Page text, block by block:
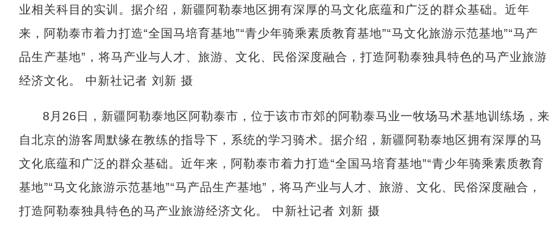
业相关科目的实训。据介绍，新疆阿勒泰地区拥有深厚的马文化底蕴和广泛的群众基础。近年
来，阿勒泰市着力打造“全国马培育基地”“青少年骑乘素质教育基地”“马文化旅游示范基地”“马产
品生产基地”，将马产业与人才、旅游、文化、民俗深度融合，打造阿勒泰独具特色的马产业旅游
经济文化。 中新社记者 刘新 摄
8月26日，新疆阿勒泰地区阿勒泰市，位于该市市郊的阿勒泰马业一牧场马术基地训练场，来
自北京的游客周默缘在教练的指导下，系统的学习骑术。据介绍，新疆阿勒泰地区拥有深厚的马
文化底蕴和广泛的群众基础。近年来，阿勒泰市着力打造“全国马培育基地”“青少年骑乘素质教育
基地”“马文化旅游示范基地”“马产品生产基地”，将马产业与人才、旅游、文化、民俗深度融合，
打造阿勒泰独具特色的马产业旅游经济文化。 中新社记者 刘新 摄